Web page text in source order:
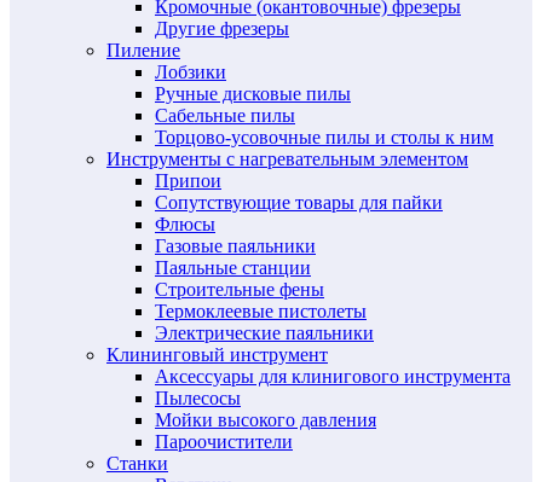
Кромочные (окантовочные) фрезеры
Другие фрезеры
Пиление
Лобзики
Ручные дисковые пилы
Сабельные пилы
Торцово-усовочные пилы и столы к ним
Инструменты с нагревательным элементом
Припои
Сопутствующие товары для пайки
Флюсы
Газовые паяльники
Паяльные станции
Строительные фены
Термоклеевые пистолеты
Электрические паяльники
Клининговый инструмент
Аксессуары для клинигового инструмента
Пылесосы
Мойки высокого давления
Пароочистители
Станки